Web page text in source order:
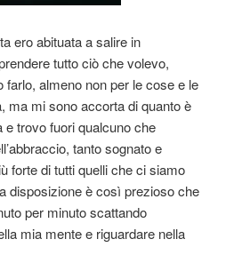
ero abituata a salire in
tutto ciò che volevo,
almeno non per le cose e le
ma mi sono accorta di quanto è
e trovo fuori qualcuno che
tanto sognato e
forte di tutti quelli che ci siamo
disposizione è così prezioso che
per minuto scattando
mia mente e riguardare nella